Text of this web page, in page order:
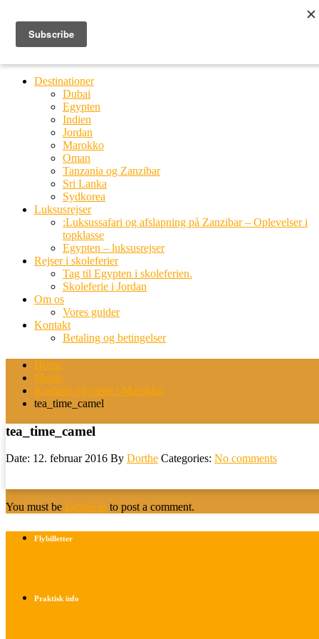
Ring til os
20 66 03 08
Destinationer
Dubai
Egypten
Indien
Jordan
Marokko
Oman
Tanzania og Zanzibar
Sri Lanka
Sydkorea
Luksusrejser
:Luksussafari og afslapning på Zanzibar – Oplevelser i
topklasse
Egypten – luksusrejser
Rejser i skoleferier
Tag til Egypten i skoleferien.
Skoleferie i Jordan
Om os
Vores guider
Kontakt
Betaling og betingelser
Home
Medie
Kasbahs og oaser i Marokko
tea_time_camel
tea_time_camel
Date: 12. februar 2016 By Dorthe Categories: No comments
You must be logged in to post a comment.
Flybilletter
Praktisk info